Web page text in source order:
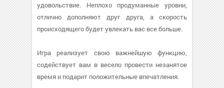
удовольствие. Неплохо продуманные уровни,
отлично дополняют друг друга, а скорость
происходящего будет увлекать вас все больше.
Игра реализует свою важнейшую функцию,
содействует вам в весело провести незанятое
время и подарит положительные впечатления.